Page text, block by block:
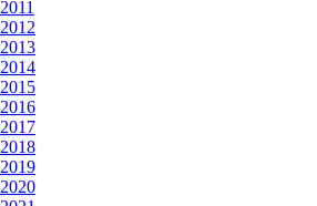
2011
2012
2013
2014
2015
2016
2017
2018
2019
2020